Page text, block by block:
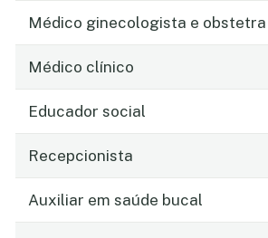
Médico ginecologista e obstetra
Médico clínico
Educador social
Recepcionista
Auxiliar em saúde bucal